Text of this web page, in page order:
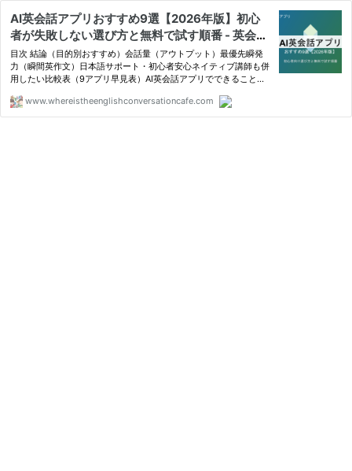
AI英会話アプリおすすめ9選【2026年版】初心
者が失敗しない選び方と無料で試す順番 - 英会話
の始め方ガイド
目次 結論（目的別おすすめ）会話量（アウトプット）最優先瞬発
力（瞬間英作文）日本語サポート・初心者安心ネイティブ講師も併
用したい比較表（9アプリ早見表）AI英会話アプリでできること／
www.whereistheenglishconversationcafe.com